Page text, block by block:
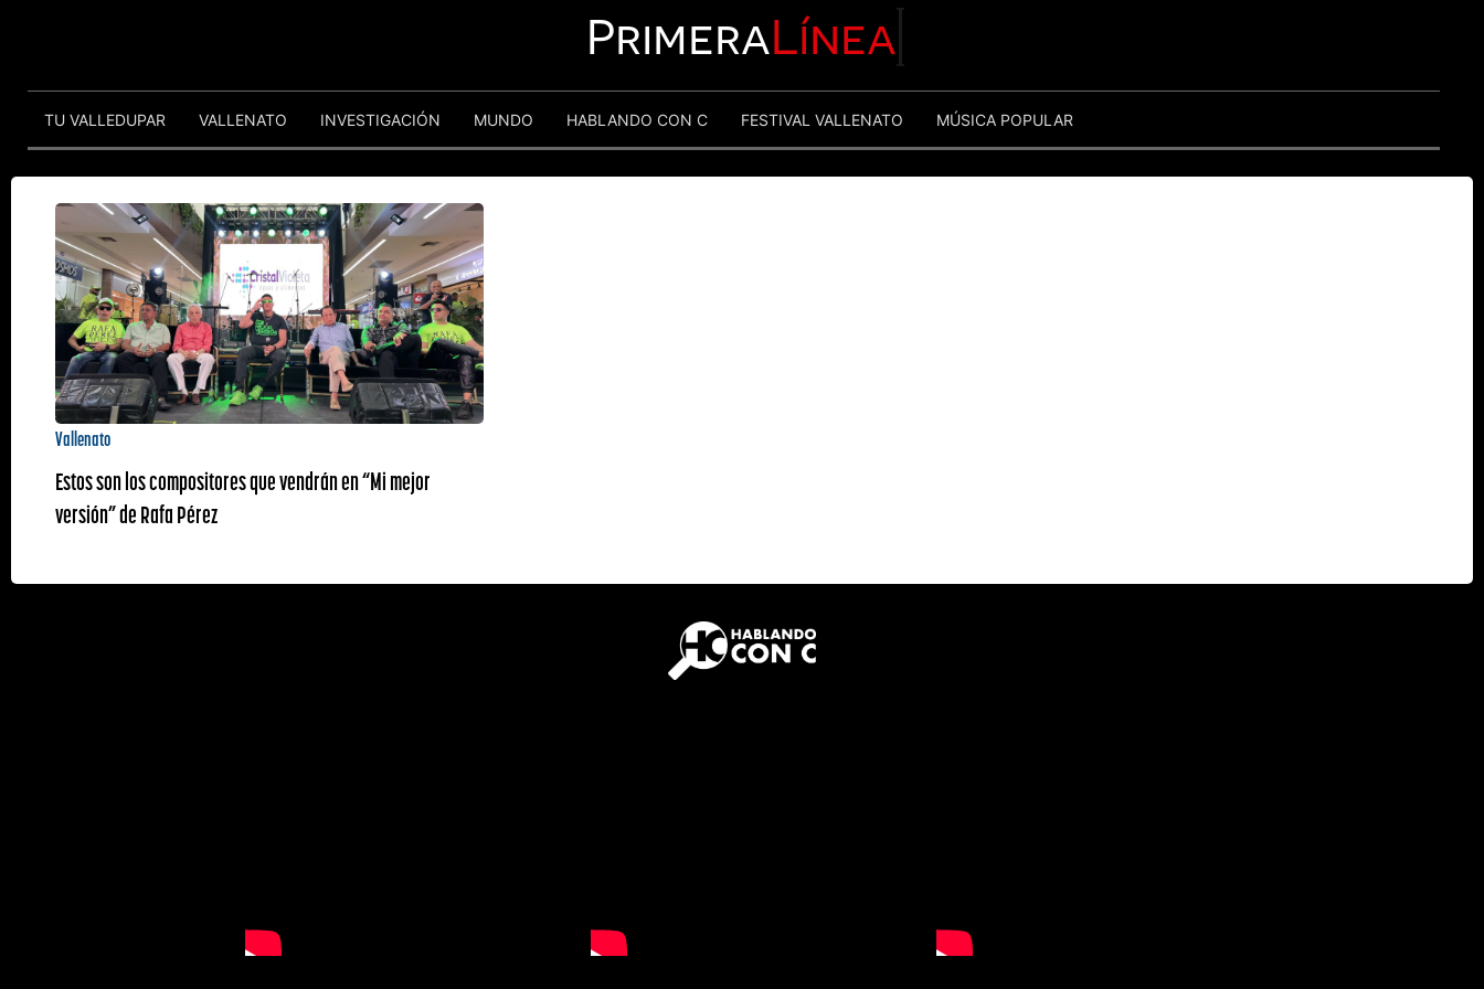
PrimeraLínea
TU VALLEDUPAR VALLENATO INVESTIGACIÓN MUNDO HABLANDO CON C FESTIVAL VALLENATO MÚSICA POPULAR
Vallenato
Estos son los compositores que vendrán en “Mi mejor
versión” de Rafa Pérez